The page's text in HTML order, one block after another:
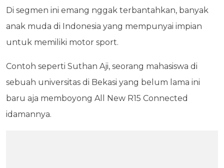
Di segmen ini emang nggak terbantahkan, banyak
anak muda di Indonesia yang mempunyai impian
untuk memiliki motor sport.
Contoh seperti Suthan Aji, seorang mahasiswa di
sebuah universitas di Bekasi yang belum lama ini
baru aja memboyong All New R15 Connected
idamannya.